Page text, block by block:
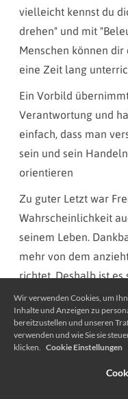
vielleicht kennst du
drehen" und mit
Menschen können
eine Zeit lang
Ein Vorbild
Verantwortung und
einfach, dass man
sein und sein
orientieren
Zu guter Letzt war
Wahrscheinlichkeit
seinem Leben.
mehr von dem
richtet. Deshalb ist
dankbar zu sein und
durch Dankbarkeit zu
das umsetzen, wenn
Dinge aufschreibt, für
egal, wie klein diese
Wir verwenden Cookies, um
Inhalte und Anzeigen zu
bereitzustellen und unseren
verwenden und wie Sie sie
klicken. Cookie Einstellungen